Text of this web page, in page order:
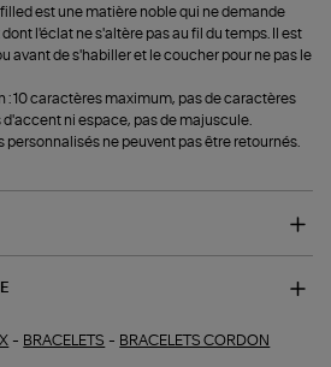
filled est une matière noble qui ne demande
l'éclat ne s'altère pas au fil du temps. Il est
avant de s'habiller et le coucher pour ne pas le
: 10 caractères maximum, pas de caractères
ni espace, pas de majuscule.
personnalisés ne peuvent pas être retournés.
- BRACELETS - BRACELETS CORDON